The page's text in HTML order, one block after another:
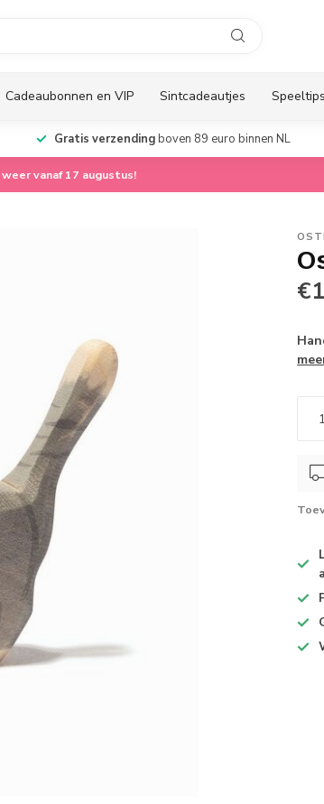
Cadeaubonnen en VIP Sintcadeautjes
Gratis verzendingboven 89 euro binnen NL
vanaf 17 augustus!